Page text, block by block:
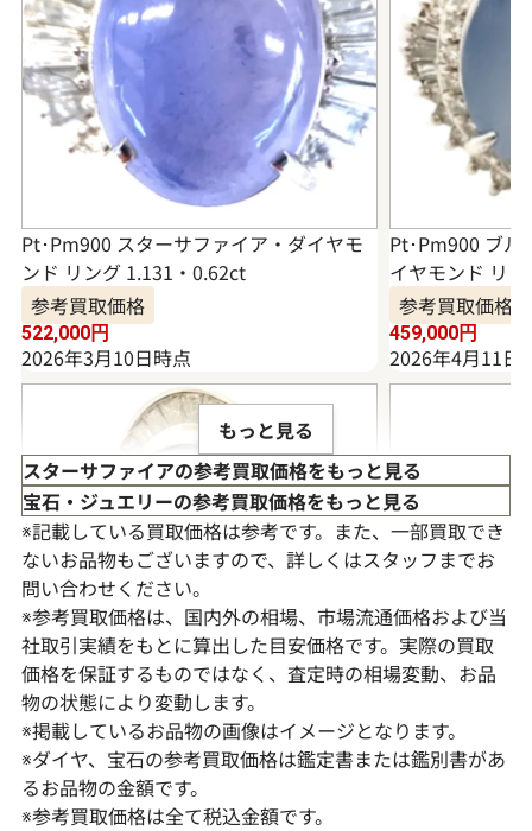
Pt･Pm900 スターサファイア・ダイヤモ
ンド リング 1.131・0.62ct
参考買取価格
522,000円
2026年3月10日時点
Pt･Pm900 ブル
イヤモンド リ
参考買取価格
459,000円
2026年4月11日
Pt･Pm900 スターサファイア・ダイヤモ
ンド リング 15.58・0.8ct
参考買取価格
Pt･Pm900 スタ
もっと見る
スターサファイアの参考買取価格をもっと見る
宝石・ジュエリーの参考買取価格をもっと見る
※記載している買取価格は参考です。また、一部買取でき
ないお品物もございますので、詳しくはスタッフまでお
問い合わせください。
※参考買取価格は、国内外の相場、市場流通価格および当
社取引実績をもとに算出した目安価格です。実際の買取
価格を保証するものではなく、査定時の相場変動、お品
物の状態により変動します。
※掲載しているお品物の画像はイメージとなります。
※ダイヤ、宝石の参考買取価格は鑑定書または鑑別書があ
るお品物の金額です。
※参考買取価格は全て税込金額です。